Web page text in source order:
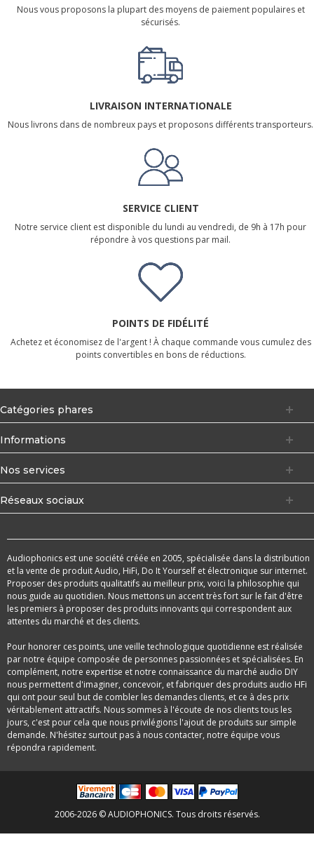
Nous vous proposons la plupart des moyens de paiement populaires et
sécurisés.
LIVRAISON INTERNATIONALE
Nous livrons dans de nombreux pays et proposons différents transporteurs.
SERVICE CLIENT
Notre service client est disponible du lundi au vendredi, de 9h à 17h pour
répondre à vos questions par mail.
POINTS DE FIDÉLITÉ
Achetez et économisez de l'argent ! À chaque commande vous cumulez des
points convertibles en bons de réductions.
Catégories phares
Informations
Nos services
Réseaux sociaux
Audiophonics est une société créée en 2005, spécialisée dans la distribution
et la vente de produit Audio, HiFi, Do It Yourself et électronique sur internet.
Proposer des produits qualitatifs au meilleur prix, voici la philosophie qui
nous guide au quotidien. Nous mettons un accent très fort sur le fait d'être
les premiers à proposer des produits innovants qui correspondent aux
attentes du marché et des clients.
Pour honorer ces points, une veille technologique quotidienne est réalisée
par notre équipe composée de personnes passionnées et spécialisées. En
complément, notre expertise et notre connaissance du marché audio DIY
nous permettent d'imaginer, concevoir, et fabriquer des produits audio HFi
qui ont pour seul but de combler les demandes clients, et ce à des prix
véritablement attractifs. Nous sommes à l'écoute de nos clients tous les
jours, c'est pour cela que nous privilégions l'ajout de produits sur simple
demande. N'hésitez surtout pas à nous contacter, notre équipe vous
répondra rapidement.
2006-2026 © AUDIOPHONICS. Tous droits réservés.